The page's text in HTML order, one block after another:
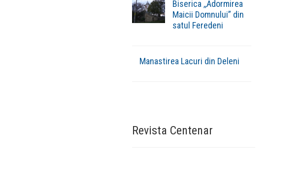
Biserica ,,Adormirea
Maicii Domnului” din
satul Feredeni
Manastirea Lacuri din Deleni
Revista Centenar